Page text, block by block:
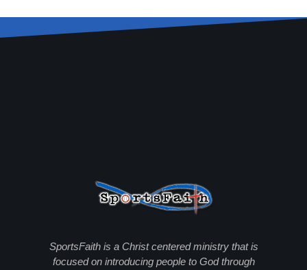
SportsFaith is a Christ centered ministry that is
focused on introducing people to God through